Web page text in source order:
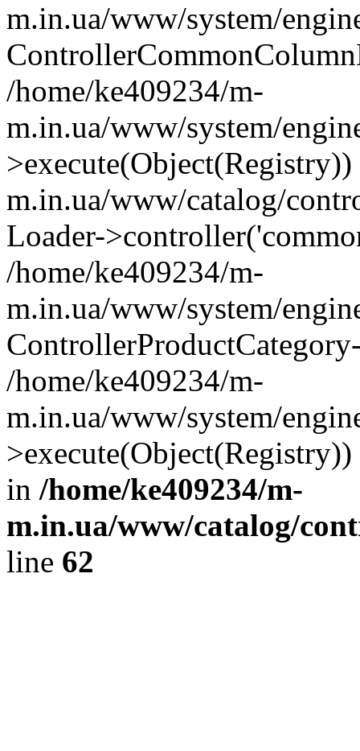
m.in.ua/www/system/
/home/ke409234/m-
m.in.ua/www/system/
m.in.ua/www/catalog/
Loader-
/home/ke409234/m-
m.in.ua/www/system/
/home/ke409234/m-
m.in.ua/www/system/
in /home/ke409234/m-
m.in.ua/www/catalog/
line 62